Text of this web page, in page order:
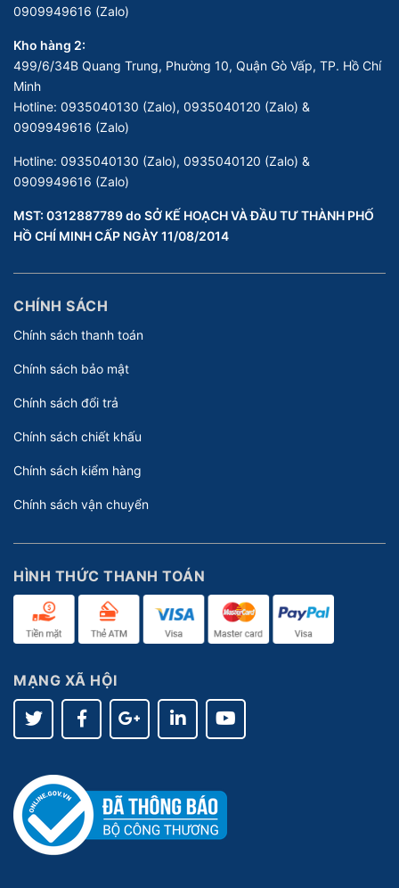
0909949616 (Zalo)
Kho hàng 2:
499/6/34B Quang Trung, Phường 10, Quận Gò Vấp, TP. Hồ Chí
Minh
Hotline: 0935040130 (Zalo), 0935040120 (Zalo) &
0909949616 (Zalo)
Hotline: 0935040130 (Zalo), 0935040120 (Zalo) &
0909949616 (Zalo)
MST: 0312887789 do SỞ KẾ HOẠCH VÀ ĐẦU TƯ THÀNH PHỐ
HỒ CHÍ MINH CẤP NGÀY 11/08/2014
CHÍNH SÁCH
Chính sách thanh toán
Chính sách bảo mật
Chính sách đổi trả
Chính sách chiết khấu
Chính sách kiểm hàng
Chính sách vận chuyển
HÌNH THỨC THANH TOÁN
MẠNG XÃ HỘI